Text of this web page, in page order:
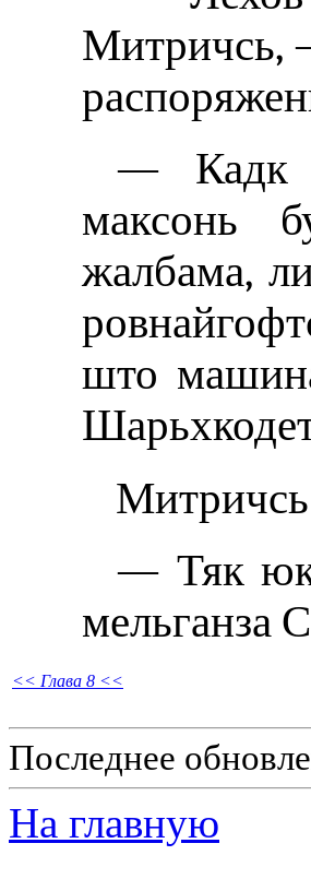
Митричсь,
— Кадк
максонь
жалбама,
што
Митричсь
— Тяк
мельганза
<< Глава 8 <<
Последнее
На главную